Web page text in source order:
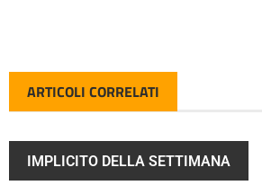
ARTICOLI CORRELATI
IMPLICITO DELLA SETTIMANA